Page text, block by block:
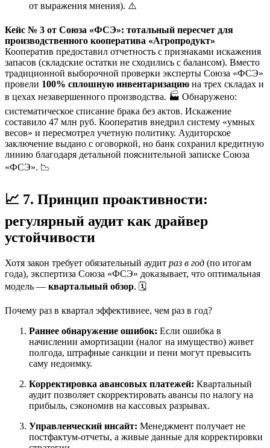
от выражения мнения). ⚠️
Кейс № 3 от Союза «ФСЭ»: тотальный пересчет для
производственного кооператива «Агропродукт»
Кооператив предоставил отчетность с признаками искажения
запасов (складские остатки не сходились с балансом). Вместо
традиционной выборочной проверки эксперты Союза «ФСЭ»
провели 100% сплошную инвентаризацию на трех складах и
в цехах незавершенного производства. 🏭 Обнаружено:
систематическое списание брака без актов. Искажение
составило 47 млн руб. Кооператив внедрил систему «умных
весов» и пересмотрел учетную политику. Аудиторское
заключение выдано с оговоркой, но банк сохранил кредитную
линию благодаря детальной пояснительной записке Союза
«ФСЭ». 📉
📈 7. Принцип проактивности:
регулярный аудит как драйвер
устойчивости
Хотя закон требует обязательный аудит раз в год (по итогам
года), экспертиза Союза «ФСЭ» доказывает, что оптимальная
модель — квартальный обзор. 🗓️
Почему раз в квартал эффективнее, чем раз в год?
Раннее обнаружение ошибок: Если ошибка в
начислении амортизации (налог на имущество) живет
полгода, штрафные санкции и пени могут превысить
саму недоимку.
Корректировка авансовых платежей: Квартальный
аудит позволяет скорректировать авансы по налогу на
прибыль, сэкономив на кассовых разрывах.
Управленческий инсайт: Менеджмент получает не
постфактум-отчеты, а живые данные для корректировки